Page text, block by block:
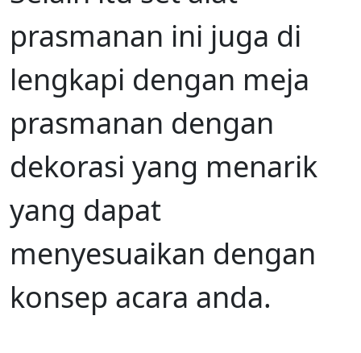
prasmanan ini juga di
lengkapi dengan meja
prasmanan dengan
dekorasi yang menarik
yang dapat
menyesuaikan dengan
konsep acara anda.